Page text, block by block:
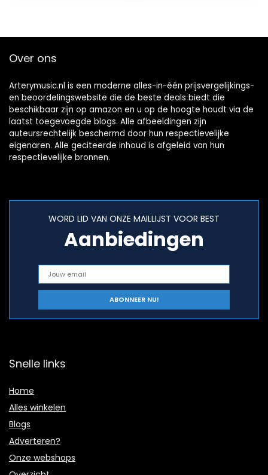
Over ons
Arterymusic.nl is een moderne alles-in-één prijsvergelijkings-
en beoordelingswebsite die de beste deals biedt die
beschikbaar zijn op amazon en u op de hoogte houdt via de
laatst toegevoegde blogs. Alle afbeeldingen zijn
auteursrechtelijk beschermd door hun respectievelijke
eigenaren. Alle geciteerde inhoud is afgeleid van hun
respectievelijke bronnen.
WORD LID VAN ONZE MAILLIJST VOOR BEST
Aanbiedingen
Snelle links
Home
Alles winkelen
Blogs
Adverteren?
Onze webshops